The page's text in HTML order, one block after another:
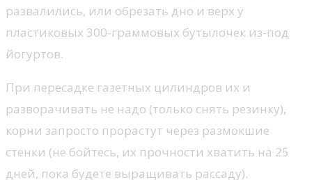
развалились, или обрезать дно и верх у
пластиковых 300-граммовых бутылочек из-под
йогуртов.
При пересадке газетных цилиндров их и
разворачивать не надо (только снять резинку),
корни запросто прорастут через размокшие
стенки (не бойтесь, их прочности хватить на 25
дней, пока будете выращивать рассаду).